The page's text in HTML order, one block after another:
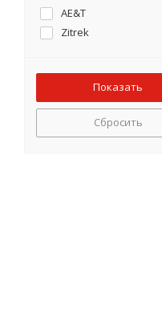
AE&T
Zitrek
Сбросить